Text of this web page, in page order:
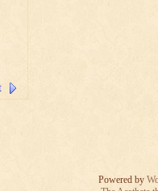
Powered by